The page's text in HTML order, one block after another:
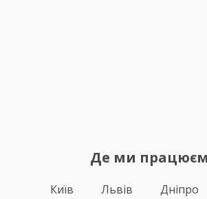
Де ми
Київ Львів Дніпро